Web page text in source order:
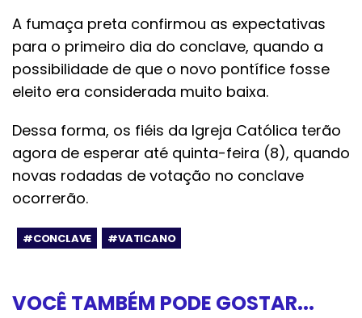
A fumaça preta confirmou as expectativas
para o primeiro dia do conclave, quando a
possibilidade de que o novo pontífice fosse
eleito era considerada muito baixa.
Dessa forma, os fiéis da Igreja Católica terão
agora de esperar até quinta-feira (8), quando
novas rodadas de votação no conclave
ocorrerão.
#CONCLAVE #VATICANO
VOCÊ TAMBÉM PODE GOSTAR...